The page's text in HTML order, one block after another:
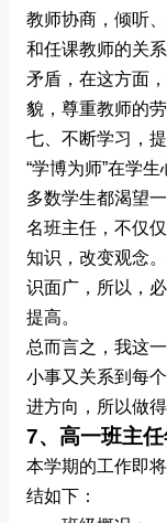
教师协商，倾听
和任课教师的关
矛盾，在这方面
貌，尊重教师的
七、不断学习，
“学博为师”在学
多数学生都渴望
名班主任，不仅
知识，改变观念
识面广，所以，
提高。
总而言之，我这
小事又关系到每
进方向，所以做
7、高一班主
本学期的工作即
结如下：